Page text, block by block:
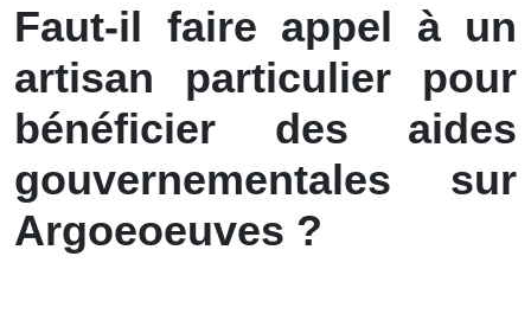
Faut-il faire appel à un
artisan particulier pour
bénéficier des aides
gouvernementales sur
Argoeoeuves ?